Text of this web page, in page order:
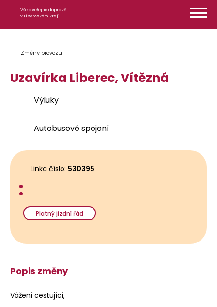
Vše o veřejné dopravě
v Libereckém kraji
Změny provozu
Uzavírka Liberec, Vítězná
Výluky
Autobusové spojení
Linka číslo: 530395
Platný jízdní řád
Popis změny
Vážení cestující,